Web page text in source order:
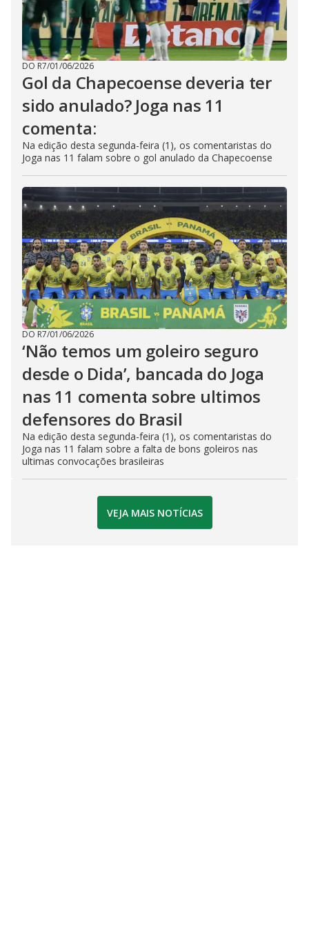
DO R7/01/06/2026
Gol da Chapecoense deveria ter
sido anulado? Joga nas 11
comenta:
Na edição desta segunda-feira (1), os comentaristas do
Joga nas 11 falam sobre o gol anulado da Chapecoense
DO R7/01/06/2026
‘Não temos um goleiro seguro
desde o Dida’, bancada do Joga
nas 11 comenta sobre ultimos
defensores do Brasil
Na edição desta segunda-feira (1), os comentaristas do
Joga nas 11 falam sobre a falta de bons goleiros nas
ultimas convocações brasileiras
VEJA MAIS NOTÍCIAS